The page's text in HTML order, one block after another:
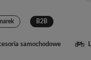
B2B
samochodowe